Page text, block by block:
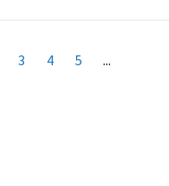
3 4 5 ...